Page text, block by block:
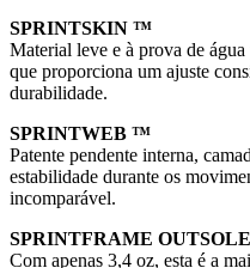
SPRINTSKIN ™
Material leve e à prova de
que proporciona um ajuste
durabilidade.
SPRINTWEB ™
Patente pendente interna,
estabilidade durante os
incomparável.
SPRINTFRAME
Com apenas 3,4 oz, esta é a